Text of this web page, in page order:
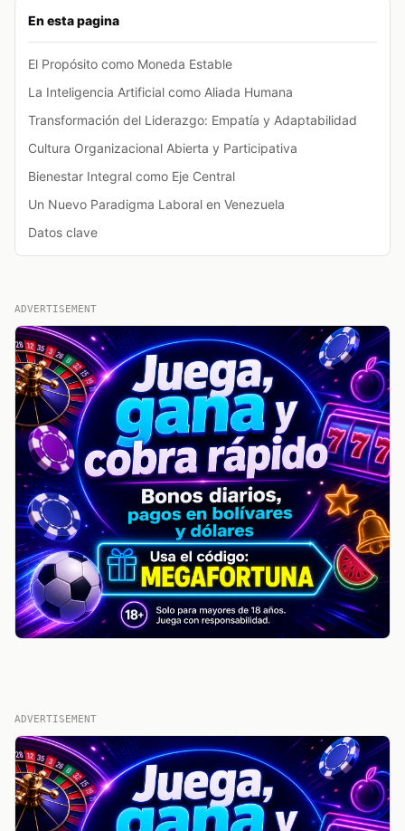
En esta pagina
El Propósito como Moneda Estable
La Inteligencia Artificial como Aliada Humana
Transformación del Liderazgo: Empatía y Adaptabilidad
Cultura Organizacional Abierta y Participativa
Bienestar Integral como Eje Central
Un Nuevo Paradigma Laboral en Venezuela
Datos clave
ADVERTISEMENT
ADVERTISEMENT